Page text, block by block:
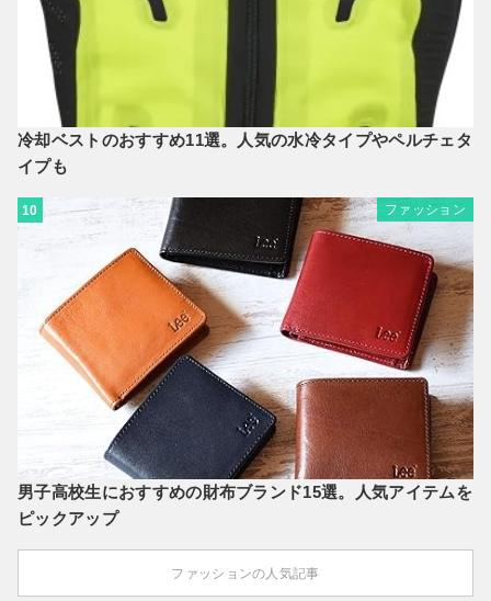
冷却ベストのおすすめ11選。人気の水冷タイプやペルチェタ
イプも
10 ファッション
男子高校生におすすめの財布ブランド15選。人気アイテムを
ピックアップ
ファッションの人気記事